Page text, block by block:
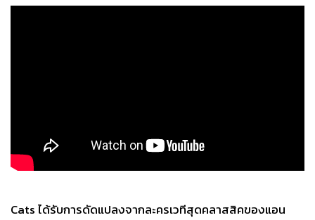
Cats ได้รับการดัดแปลงจากละครเวทีสุดคลาสสิคของแอน